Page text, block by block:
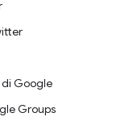
di Google
Groups